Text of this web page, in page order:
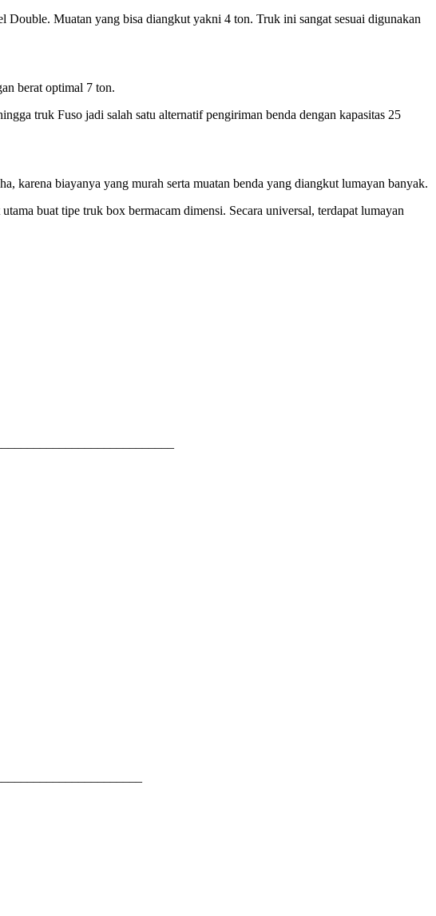
Muatan yang bisa diangkut yakni 4 ton. Truk ini sangat sesuai digunakan
berat optimal 7 ton.
truk Fuso jadi salah satu alternatif pengiriman benda dengan kapasitas 25
karena biayanya yang murah serta muatan benda yang diangkut lumayan banyak.
buat tipe truk box bermacam dimensi. Secara universal, terdapat lumayan